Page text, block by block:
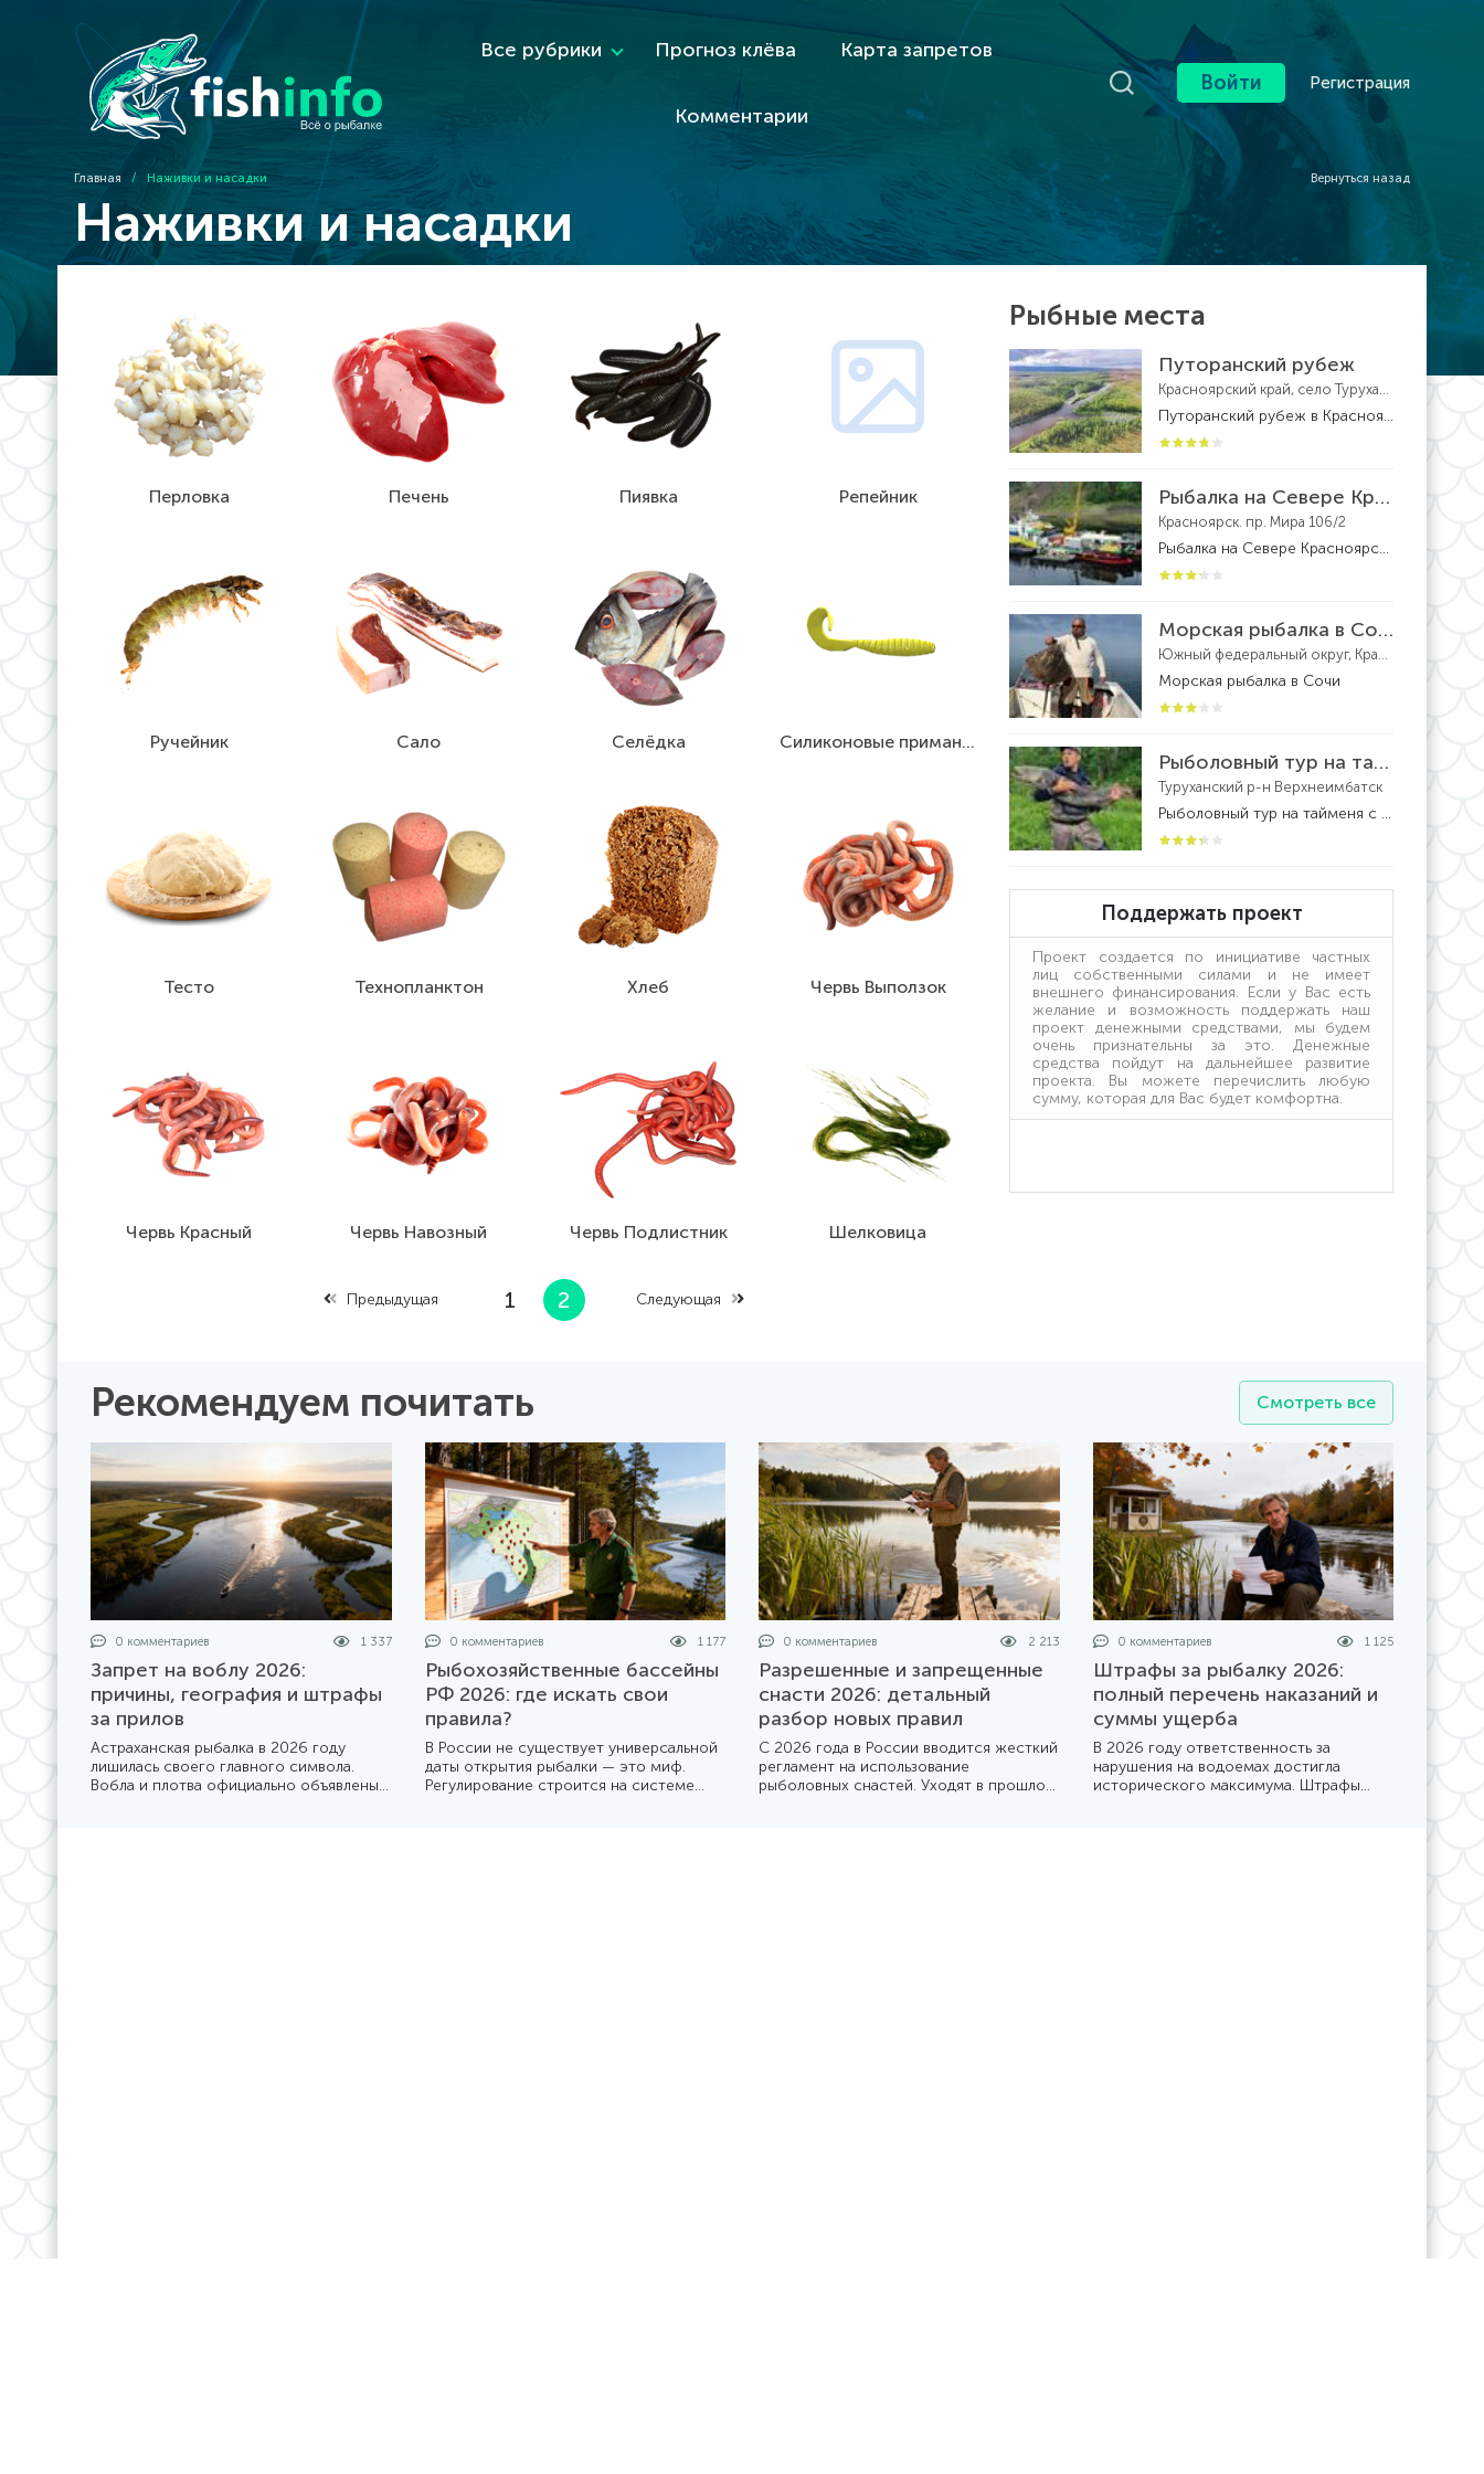
Все рубрики Прогноз клёва Карта запретов
Комментарии
Войти Регистрация
Главная / Наживки и насадки Вернуться назад
Наживки и насадки
Перловка Печень Пиявка Репейник
Ручейник Сало Селёдка Силиконовые приманки
Тесто Технопланктон Хлеб Червь Выползок
Червь Красный Червь Навозный Червь Подлистник Шелковица
Предыдущая 1 2 Следующая
Рыбные места
Путоранский рубеж
Красноярский край, село Туруханск
Путоранский рубеж в Красноярском крае - рыболовная база
Рыбалка на Севере Красноярского края
Красноярск. пр. Мира 106/2
Рыбалка на Севере Красноярского края - рыболовный тур
Морская рыбалка в Сочи
Южный федеральный округ, Краснодарский край, федеральная территория Сириус, посёлок городского типа Сириус
Морская рыбалка в Сочи
Рыболовный тур на тайменя с вертолетной заброской на реке Бахта
Туруханский р-н Верхнеимбатск
Рыболовный тур на тайменя с вертолетной заброской на реке Бахта - рыболовный тур
Поддержать проект
Проект создается по инициативе частных
лиц собственными силами и не имеет
внешнего финансирования. Если у Вас есть
желание и возможность поддержать наш
проект денежными средствами, мы будем
очень признательны за это. Денежные
средства пойдут на дальнейшее развитие
проекта. Вы можете перечислить любую
сумму, которая для Вас будет комфортна.
Рекомендуем почитать Смотреть все
0 комментариев 1 337
Запрет на воблу 2026:
причины, география и штрафы
за прилов
Астраханская рыбалка в 2026 году
лишилась своего главного символа.
Вобла и плотва официально объявлены
0 комментариев 1 177
Рыбохозяйственные бассейны
РФ 2026: где искать свои
правила?
В России не существует универсальной
даты открытия рыбалки — это миф.
Регулирование строится на системе
0 комментариев 2 213
Разрешенные и запрещенные
снасти 2026: детальный
разбор новых правил
С 2026 года в России вводится жесткий
регламент на использование
рыболовных снастей. Уходят в прошлое
0 комментариев 1 125
Штрафы за рыбалку 2026:
полный перечень наказаний и
суммы ущерба
В 2026 году ответственность за
нарушения на водоемах достигла
исторического максимума. Штрафы